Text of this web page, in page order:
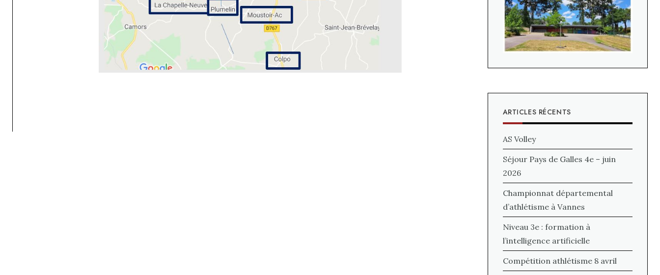
ARTICLES RÉCENTS
AS Volley
Séjour Pays de Galles 4e – juin
2026
Championnat départemental
d’athlétisme à Vannes
Niveau 3e : formation à
l’intelligence artificielle
Compétition athlétisme 8 avril